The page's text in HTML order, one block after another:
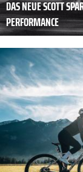
DAS NEUE SCOTT
PERFORMANCE